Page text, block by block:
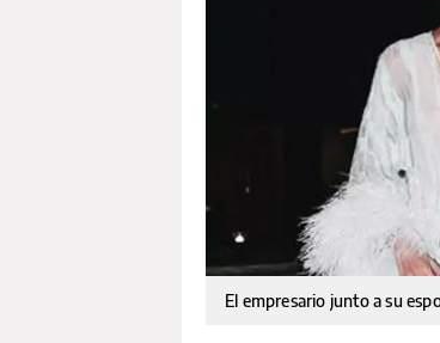
El empresario junto a su